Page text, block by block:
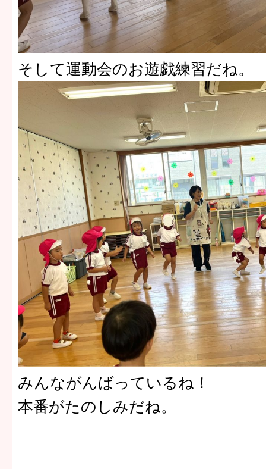
そして運動会のお遊戯練習だね。
みんながんばっているね！
本番がたのしみだね。